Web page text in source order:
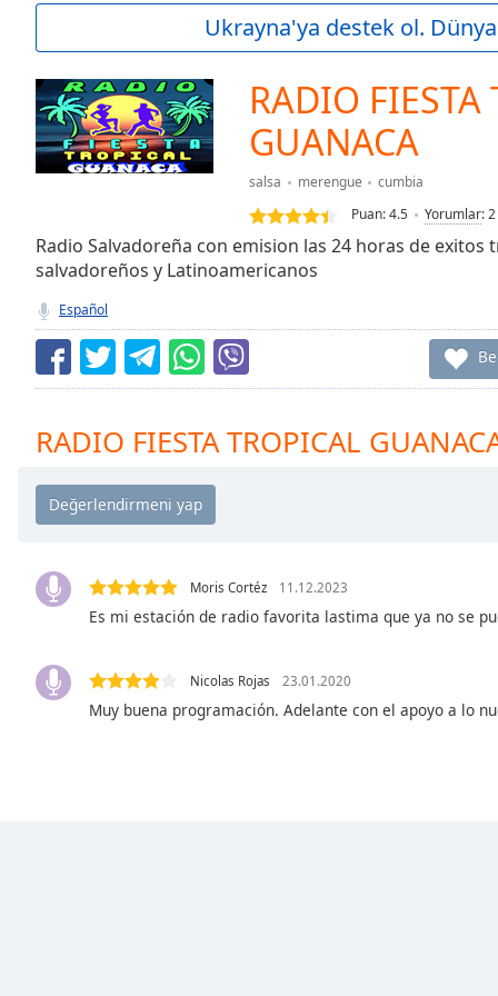
Current
Duration-:-
Loaded:
0.00%
Stream
live,
currently
behind
Remaining
Time-
Playback
Chapters
Descriptions
selected
Ukrayna'ya destek ol. Dünya
RADIO FIESTA
GUANACA
salsa merengue
cumbia
Puan:4.5 Yorumlar:2
Radio Salvadoreña con emision las 24 horas de
salvadoreños y Latinoamericanos
Español
RADIO FIESTA TROPICAL
Moris Cortéz 11.12.2023
Es mi estación de radio favorita lastima que ya no se
Nicolas Rojas 23.01.2020
Muy buena programación. Adelante con el apoyo a lo